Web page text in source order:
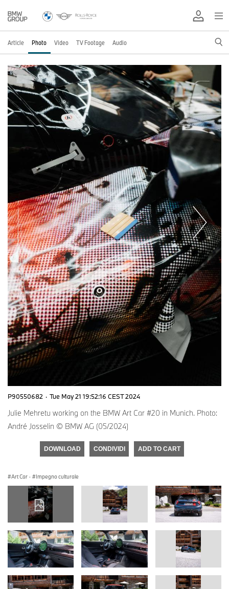
Article Photo Video TV Footage Audio
P90550682 · Tue May 21 19:52:16 CEST 2024
Julie Mehretu working on the BMW Art Car #20 in Munich. Photo:
André Josselin © BMW AG (05/2024)
DOWNLOAD CONDIVIDI ADD TO CART
Art Car · Impegno culturale